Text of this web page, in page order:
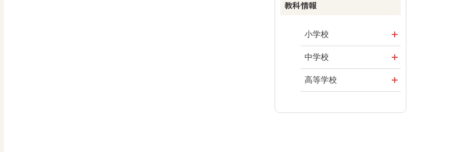
ス
ス
その他の教育
資料
教科情報
小学校
算数
中学校
社会 地理
高等学校